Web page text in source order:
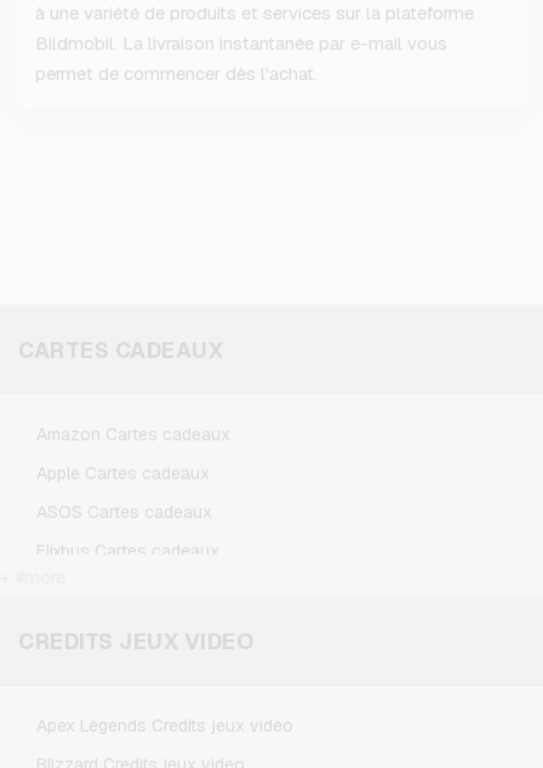
à une variété de produits et services sur la plateforme
Bildmobil. La livraison instantanée par e-mail vous
permet de commencer dès l'achat.
CARTES CADEAUX
Amazon Cartes cadeaux
Apple Cartes cadeaux
ASOS Cartes cadeaux
Flixbus Cartes cadeaux
Google Play Cartes cadeaux
CREDITS JEUX VIDEO
Apex Legends Credits jeux video